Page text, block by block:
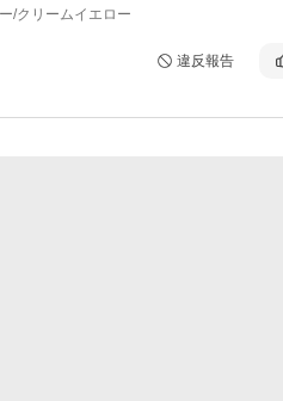
/クリームイエロー
違反報告